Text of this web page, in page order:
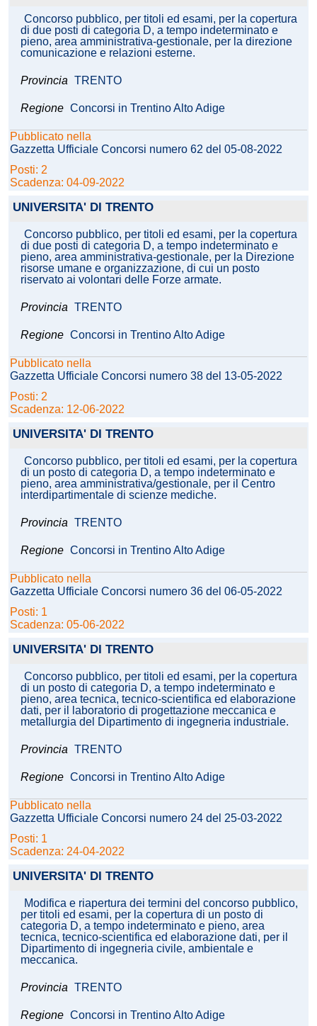
Concorso pubblico, per titoli ed esami, per la copertura
di due posti di categoria D, a tempo indeterminato e
pieno, area amministrativa-gestionale, per la direzione
comunicazione e relazioni esterne.
Provincia TRENTO
Regione Concorsi in Trentino Alto Adige
Pubblicato nella
Gazzetta Ufficiale Concorsi numero 62 del 05-08-2022
Posti: 2
Scadenza: 04-09-2022
UNIVERSITA' DI TRENTO
Concorso pubblico, per titoli ed esami, per la copertura
di due posti di categoria D, a tempo indeterminato e
pieno, area amministrativa-gestionale, per la Direzione
risorse umane e organizzazione, di cui un posto
riservato ai volontari delle Forze armate.
Provincia TRENTO
Regione Concorsi in Trentino Alto Adige
Pubblicato nella
Gazzetta Ufficiale Concorsi numero 38 del 13-05-2022
Posti: 2
Scadenza: 12-06-2022
UNIVERSITA' DI TRENTO
Concorso pubblico, per titoli ed esami, per la copertura
di un posto di categoria D, a tempo indeterminato e
pieno, area amministrativa/gestionale, per il Centro
interdipartimentale di scienze mediche.
Provincia TRENTO
Regione Concorsi in Trentino Alto Adige
Pubblicato nella
Gazzetta Ufficiale Concorsi numero 36 del 06-05-2022
Posti: 1
Scadenza: 05-06-2022
UNIVERSITA' DI TRENTO
Concorso pubblico, per titoli ed esami, per la copertura
di un posto di categoria D, a tempo indeterminato e
pieno, area tecnica, tecnico-scientifica ed elaborazione
dati, per il laboratorio di progettazione meccanica e
metallurgia del Dipartimento di ingegneria industriale.
Provincia TRENTO
Regione Concorsi in Trentino Alto Adige
Pubblicato nella
Gazzetta Ufficiale Concorsi numero 24 del 25-03-2022
Posti: 1
Scadenza: 24-04-2022
UNIVERSITA' DI TRENTO
Modifica e riapertura dei termini del concorso pubblico,
per titoli ed esami, per la copertura di un posto di
categoria D, a tempo indeterminato e pieno, area
tecnica, tecnico-scientifica ed elaborazione dati, per il
Dipartimento di ingegneria civile, ambientale e
meccanica.
Provincia TRENTO
Regione Concorsi in Trentino Alto Adige